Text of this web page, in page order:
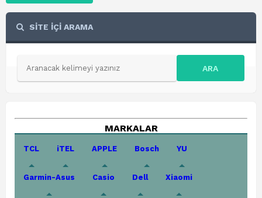
SİTE İÇİ ARAMA
ARA
MARKALAR
TCL iTEL APPLE Bosch YU
Garmin-Asus Casio Dell Xiaomi